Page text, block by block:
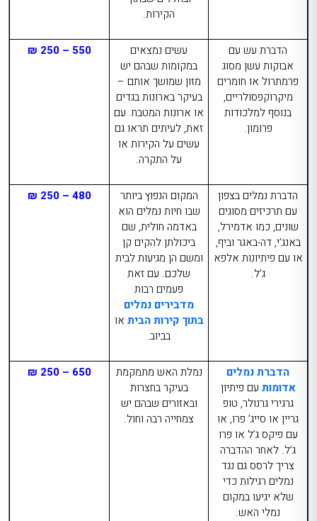
הקירות.
הדברת עש עם
אבוקות עשן מסוג
פרמתרול או חומרים
מיקרוקפסולריים,
בנוסף למלכודות
פרומון.
עשים נמצאים
במקומות שבהם יש
מזון שמושך אותם –
בעיקר בארונות בגדים
או ארונות המטבח. עם
זאת, לעיתים תראו גם
עשים על הקירות או
על התקרה.
550 – 250 ₪
הדברת נמלים בצפון
עם תרכיזים מסוגים
שונים, כמו אדמירל,
באנג’י, דה-באגר וביף,
או עם פיתיונות אלפא
ג’ל.
המקום הנפוץ ביותר
שבו חיות נמלים הוא
באדמה חולית, שם
ביכולתן להקים קן
ומשם הן מגיעות לבית
שלכם. עם זאת
פעמים רבות
מדבירים נמלים
בתוך קירות הבית או
בביוב.
480 – 250 ₪
הדברת נמלים
אדומות עם פיתיון
גרגירי גרנולר, טופ
גריין או סייג’ פרו, או
עם פיקס ג’ל או פרו
ג’ל. לאחר ההדברה
צריך לרסס גם נגד
נמלים רגילות כדי
שלא יגיעו במקום
נמלי האש.
נמלת האש מתמקמת
בעיקר בחצרות
ובאזורים שבהם יש
צמחייה רבה וחול.
650 – 250 ₪